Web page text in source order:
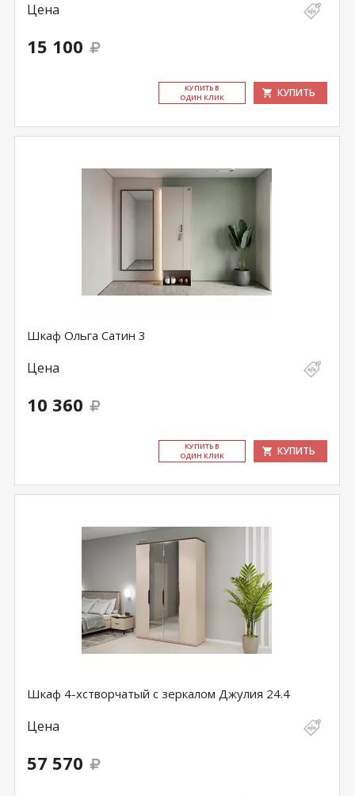
Цена
15 100
КУ­ПИТЬ В
ОДИН КЛИК
КУПИТЬ
Шкаф Ольга Сатин 3
Цена
10 360
КУ­ПИТЬ В
ОДИН КЛИК
КУПИТЬ
Шкаф 4-хстворчатый с зеркалом Джулия 24.4
Цена
57 570